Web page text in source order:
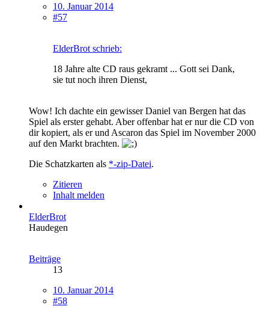
10. Januar 2014
#57
ElderBrot schrieb:
18 Jahre alte CD raus gekramt ... Gott sei Dank,
sie tut noch ihren Dienst,
Wow! Ich dachte ein gewisser Daniel van Bergen hat das
Spiel als erster gehabt. Aber offenbar hat er nur die CD von
dir kopiert, als er und Ascaron das Spiel im November 2000
auf den Markt brachten.
Die Schatzkarten als *-zip-Datei.
Zitieren
Inhalt melden
ElderBrot
Haudegen
Beiträge
13
10. Januar 2014
#58